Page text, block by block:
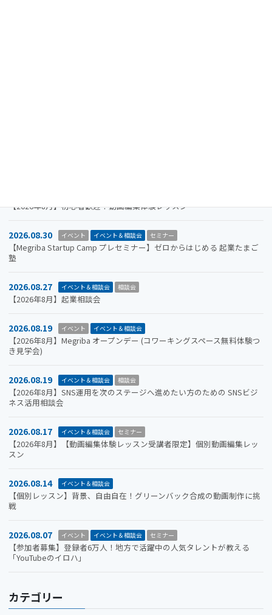
【2026年8月】初心者歓迎！動画編集体験レッスン
2026.08.30 イベント イベント＆相談会 セミナー
【Megriba Startup Camp プレセミナー】ゼロからはじめる 起業たまご
塾
2026.08.27 イベント＆相談会 相談会
【2026年8月】起業相談会
2026.08.19 イベント イベント＆相談会
【2026年8月】Megriba オープンデー (コワーキングスペース無料体験つ
き見学会)
2026.08.19 イベント＆相談会 相談会
【2026年8月】SNS運用を次のステージへ進めたい方のための SNSビジ
ネス活用相談会
2026.08.17 イベント＆相談会 セミナー
【2026年8月】【動画編集体験レッスン受講者限定】個別動画編集レッ
スン
2026.08.14 イベント＆相談会
【個別レッスン】背景、自由自在！グリーンバック合成の動画制作に挑
戦
2026.08.07 イベント イベント＆相談会 セミナー
【参加者募集】登録者6万人！地方で活躍中の人気タレントが教える
「YouTubeのイロハ」
カテゴリー